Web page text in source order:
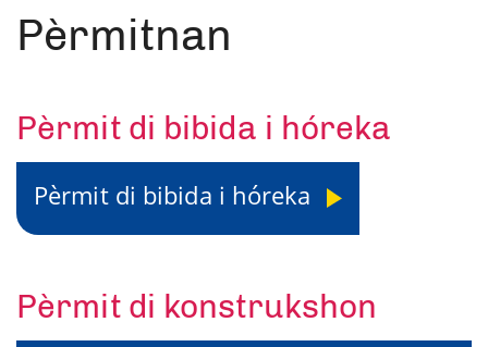
Pèrmitnan
Pèrmit di bibida i hóreka
Pèrmit di bibida i hóreka
Pèrmit di konstrukshon